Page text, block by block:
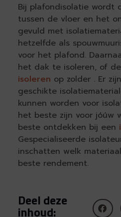
Bij plafondisolatie wordt
tussen de vloer en het
gevuld met
hetzelfde als
voor het plafond.
het dak te isoleren, of de
isoleren op zolder . Er
geschikte
kunnen worden voor
het beste zijn voor jóúw
beste ontdekken bij een
Gespecialiseerde
inschatten welk
beste rendement.
Deel deze
inhoud: